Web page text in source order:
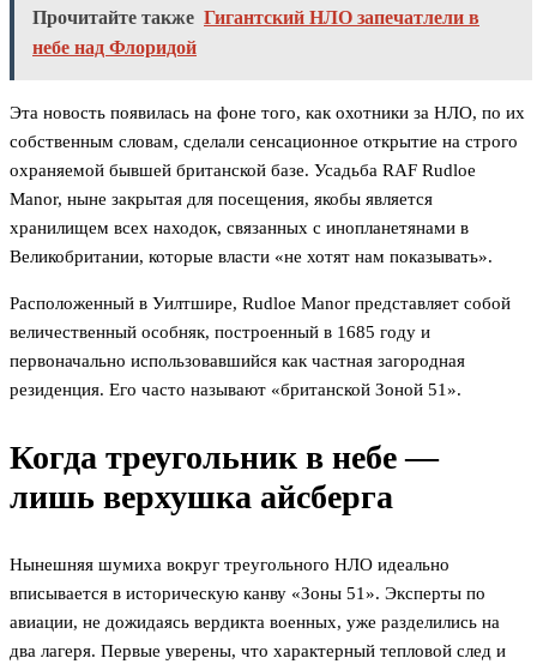
Прочитайте также Гигантский НЛО запечатлели в
небе над Флоридой
Эта новость появилась на фоне того, как охотники за НЛО, по их
собственным словам, сделали сенсационное открытие на строго
охраняемой бывшей британской базе. Усадьба RAF Rudloe
Manor, ныне закрытая для посещения, якобы является
хранилищем всех находок, связанных с инопланетянами в
Великобритании, которые власти «не хотят нам показывать».
Расположенный в Уилтшире, Rudloe Manor представляет собой
величественный особняк, построенный в 1685 году и
первоначально использовавшийся как частная загородная
резиденция. Его часто называют «британской Зоной 51».
Когда треугольник в небе —
лишь верхушка айсберга
Нынешняя шумиха вокруг треугольного НЛО идеально
вписывается в историческую канву «Зоны 51». Эксперты по
авиации, не дожидаясь вердикта военных, уже разделились на
два лагеря. Первые уверены, что характерный тепловой след и